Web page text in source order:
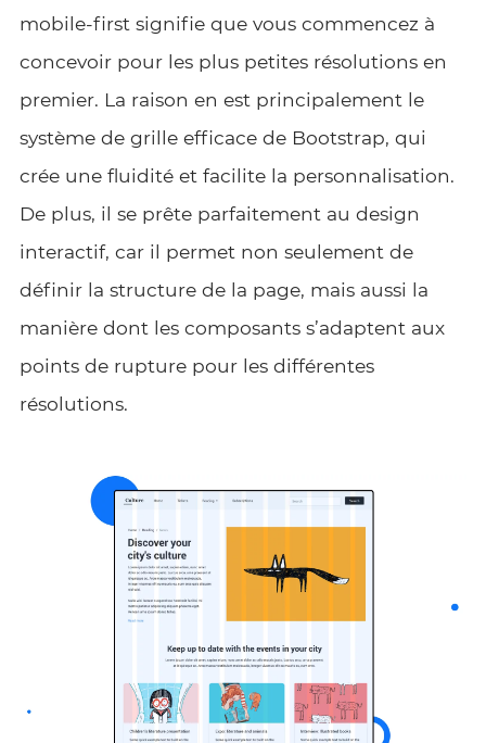
mobile-first signifie que vous commencez à
concevoir pour les plus petites résolutions en
premier. La raison en est principalement le
système de grille efficace de Bootstrap, qui
crée une fluidité et facilite la personnalisation.
De plus, il se prête parfaitement au design
interactif, car il permet non seulement de
définir la structure de la page, mais aussi la
manière dont les composants s’adaptent aux
points de rupture pour les différentes
résolutions.